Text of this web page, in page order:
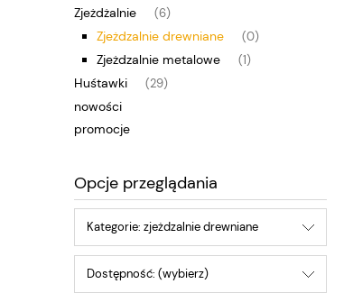
Zjeżdżalnie (6)
Zjeżdzalnie drewniane (0)
Zjeżdzalnie metalowe (1)
Huśtawki (29)
nowości
promocje
Opcje przeglądania
Kategorie: zjeżdzalnie drewniane
Dostępność: (wybierz)